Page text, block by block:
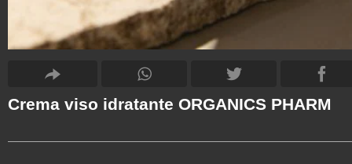
Crema viso idratante ORGANICS PHARM